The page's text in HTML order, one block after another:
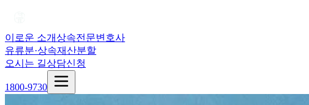
이로운 소개상속전문변호사
유류분·상속재산분할
오시는 길상담신청
1800-9730